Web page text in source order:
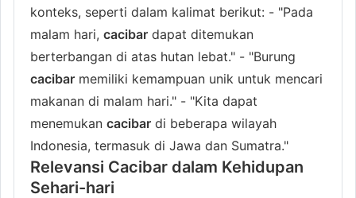
konteks, seperti dalam kalimat berikut: - "Pada
malam hari, cacibar dapat ditemukan
berterbangan di atas hutan lebat." - "Burung
cacibar memiliki kemampuan unik untuk mencari
makanan di malam hari." - "Kita dapat
menemukan cacibar di beberapa wilayah
Indonesia, termasuk di Jawa dan Sumatra."
Relevansi Cacibar dalam Kehidupan
Sehari-hari